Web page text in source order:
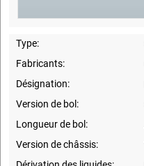
Type:
Fabricants:
Désignation:
Version de bol:
Longueur de bol:
Version de châssis: